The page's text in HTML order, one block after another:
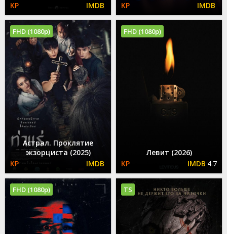
Астрал. Проклятие
экзорциста (2025)
FHD (1080p)
Левит (2026)
4.7
FHD (1080p)
FHD (1080p) TS